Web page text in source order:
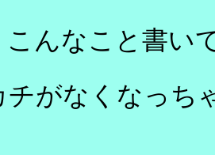
こんなこと書い
チがなくなっち